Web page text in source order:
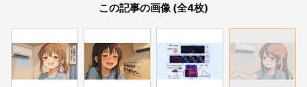
この記事の画像 (全4枚)